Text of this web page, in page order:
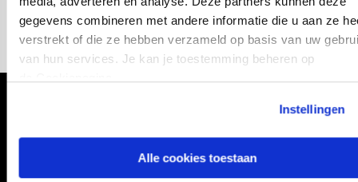
gegevens combineren met andere informatie die u aan ze
verstrekt of die ze hebben verzameld op basis van uw
van hun services. Je kan je toestemming beheren op
Instellingen
Alle cookies toestaan